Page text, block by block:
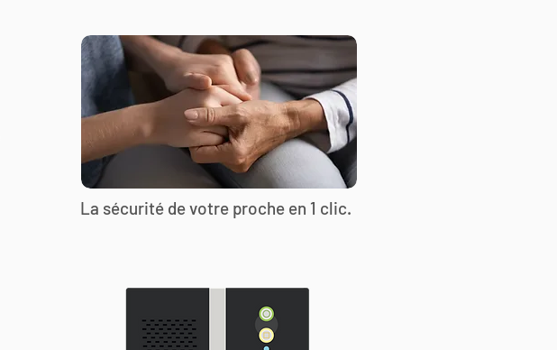
La sécurité de votre proche en 1 clic.